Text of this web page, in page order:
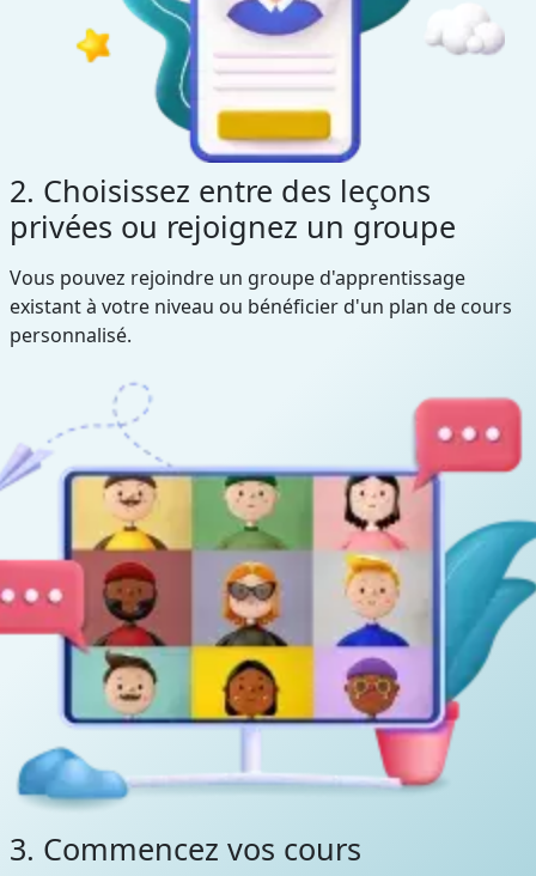
2. Choisissez entre des leçons
privées ou rejoignez un groupe
Vous pouvez rejoindre un groupe d'apprentissage
existant à votre niveau ou bénéficier d'un plan de cours
personnalisé.
3. Commencez vos cours